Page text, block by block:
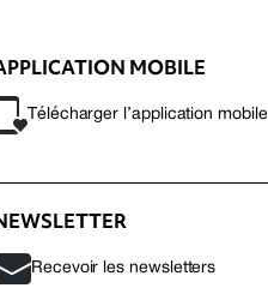
MOBILE
Télécharger l’application mobile
Recevoir les newsletters